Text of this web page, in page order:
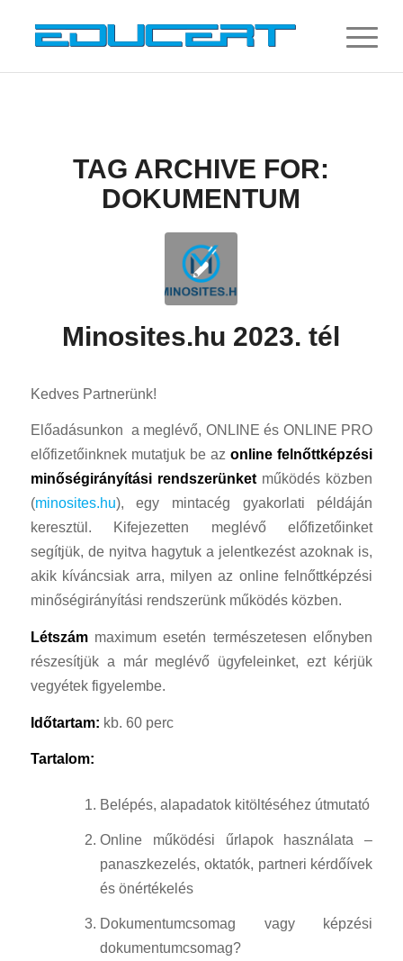
TAG ARCHIVE FOR:
DOKUMENTUM
Minosites.hu 2023. tél
Kedves Partnerünk!
Előadásunkon a meglévő, ONLINE és ONLINE PRO
előfizetőinknek mutatjuk be azonline felnőttképzési
minőségirányítási rendszerünketműködés közben
(minosites.hu), egy mintacég gyakorlati példáján
keresztül. Kifejezetten meglévő előfizetőinket
segítjük, de nyitva hagytuk a jelentkezést azoknak is,
akik kíváncsiak arra, milyen az online felnőttképzési
minőségirányítási rendszerünk működés közben.
Létszámmaximum esetén természetesen előnyben
részesítjük a már meglévő ügyfeleinket, ezt kérjük
vegyétek figyelembe.
Időtartam: kb. 60 perc
Tartalom:
Belépés, alapadatok kitöltéséhez útmutató
Online működési űrlapok használata –
panaszkezelés, oktatók, partneri kérdőívek
és önértékelés
Dokumentumcsomag vagy képzési
dokumentumcsomag?